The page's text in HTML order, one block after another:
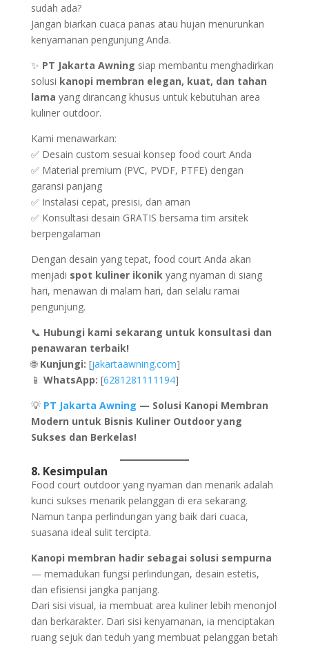
sudah ada?
Jangan biarkan cuaca panas atau hujan menurunkan
kenyamanan pengunjung Anda.
✨ PT Jakarta Awning siap membantu menghadirkan
solusi kanopi membran elegan, kuat, dan tahan
lama yang dirancang khusus untuk kebutuhan area
kuliner outdoor.
Kami menawarkan:
✅ Desain custom sesuai konsep food court Anda
✅ Material premium (PVC, PVDF, PTFE) dengan
garansi panjang
✅ Instalasi cepat, presisi, dan aman
✅ Konsultasi desain GRATIS bersama tim arsitek
berpengalaman
Dengan desain yang tepat, food court Anda akan
menjadi spot kuliner ikonikyang nyaman di siang
hari, menawan di malam hari, dan selalu ramai
pengunjung.
📞 Hubungi kami sekarang untuk konsultasi dan
penawaran terbaik!
🌐 Kunjungi: [jakartaawning.com]
📱 WhatsApp: [6281281111194]
💡 PT Jakarta Awning — Solusi Kanopi Membran
Modern untuk Bisnis Kuliner Outdoor yang
Sukses dan Berkelas!
8. Kesimpulan
Food court outdoor yang nyaman dan menarik adalah
kunci sukses menarik pelanggan di era sekarang.
Namun tanpa perlindungan yang baik dari cuaca,
suasana ideal sulit tercipta.
Kanopi membran hadir sebagai solusi sempurna
— memadukan fungsi perlindungan, desain estetis,
dan efisiensi jangka panjang.
Dari sisi visual, ia membuat area kuliner lebih menonjol
dan berkarakter. Dari sisi kenyamanan, ia menciptakan
ruang sejuk dan teduh yang membuat pelanggan betah